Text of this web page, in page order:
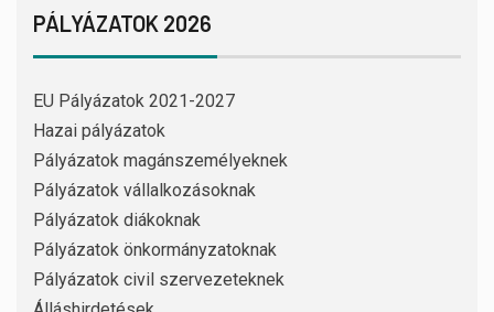
PÁLYÁZATOK 2026
EU Pályázatok 2021-2027
Hazai pályázatok
Pályázatok magánszemélyeknek
Pályázatok vállalkozásoknak
Pályázatok diákoknak
Pályázatok önkormányzatoknak
Pályázatok civil szervezeteknek